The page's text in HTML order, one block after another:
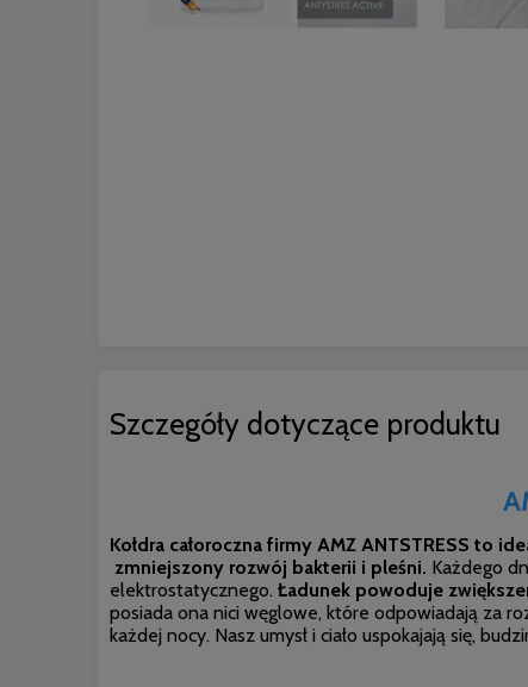
Szczegóły dotyczące produktu
Kołdra całoroczna firmy AMZ ANTSTRESS to
zmniejszony rozwój bakterii i pleśni. Każdego
elektrostatycznego. Ładunek powoduje
posiada ona nici węglowe, które odpowiadają za
każdej nocy. Nasz umysł i ciało uspokajają się,